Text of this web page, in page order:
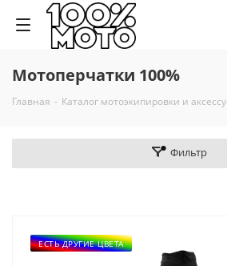
Мотоперчатки 100%
Главная - Каталог мотоэкипировки и
Фильтр
ЕСТЬ ДРУГИЕ ЦВЕТА